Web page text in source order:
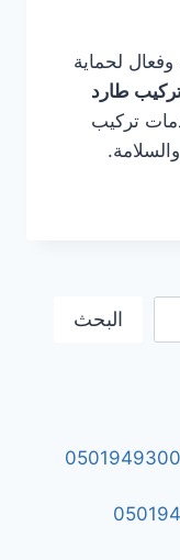
لحماية
طارد
تركيب
البحث
0501949300